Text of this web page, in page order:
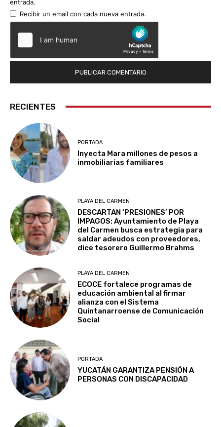
entrada.
Recibir un email con cada nueva entrada.
RECIENTES
PORTADA
Inyecta Mara millones de pesos a
inmobiliarias familiares
PLAYA DEL CARMEN
DESCARTAN ‘PRESIONES’ POR
IMPAGOS: Ayuntamiento de Playa
del Carmen busca estrategia para
saldar adeudos con proveedores,
dice tesorero Guillermo Brahms
PLAYA DEL CARMEN
ECOCE fortalece programas de
educación ambiental al firmar
alianza con el Sistema
Quintanarroense de Comunicación
Social
PORTADA
YUCATÁN GARANTIZA PENSIÓN A
PERSONAS CON DISCAPACIDAD